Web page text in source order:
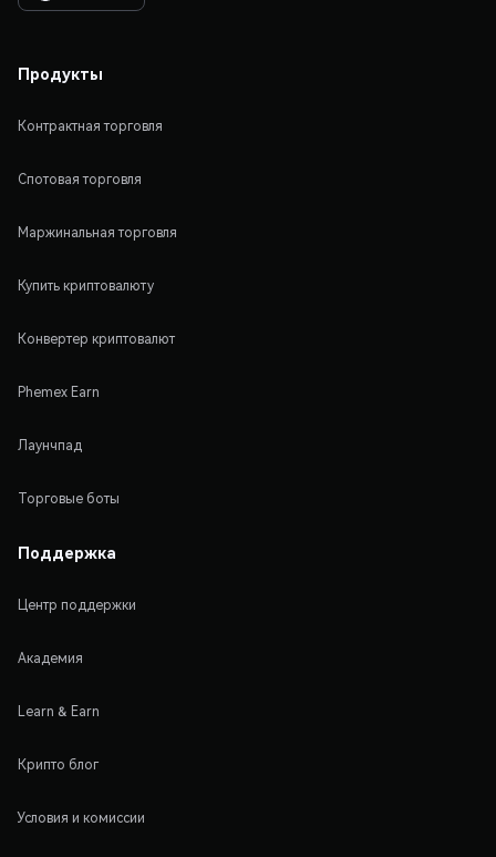
Продукты
Контрактная торговля
Спотовая торговля
Маржинальная торговля
Купить криптовалюту
Конвертер криптовалют
Phemex Earn
Лаунчпад
Торговые боты
Поддержка
Центр поддержки
Академия
Learn & Earn
Крипто блог
Условия и комиссии